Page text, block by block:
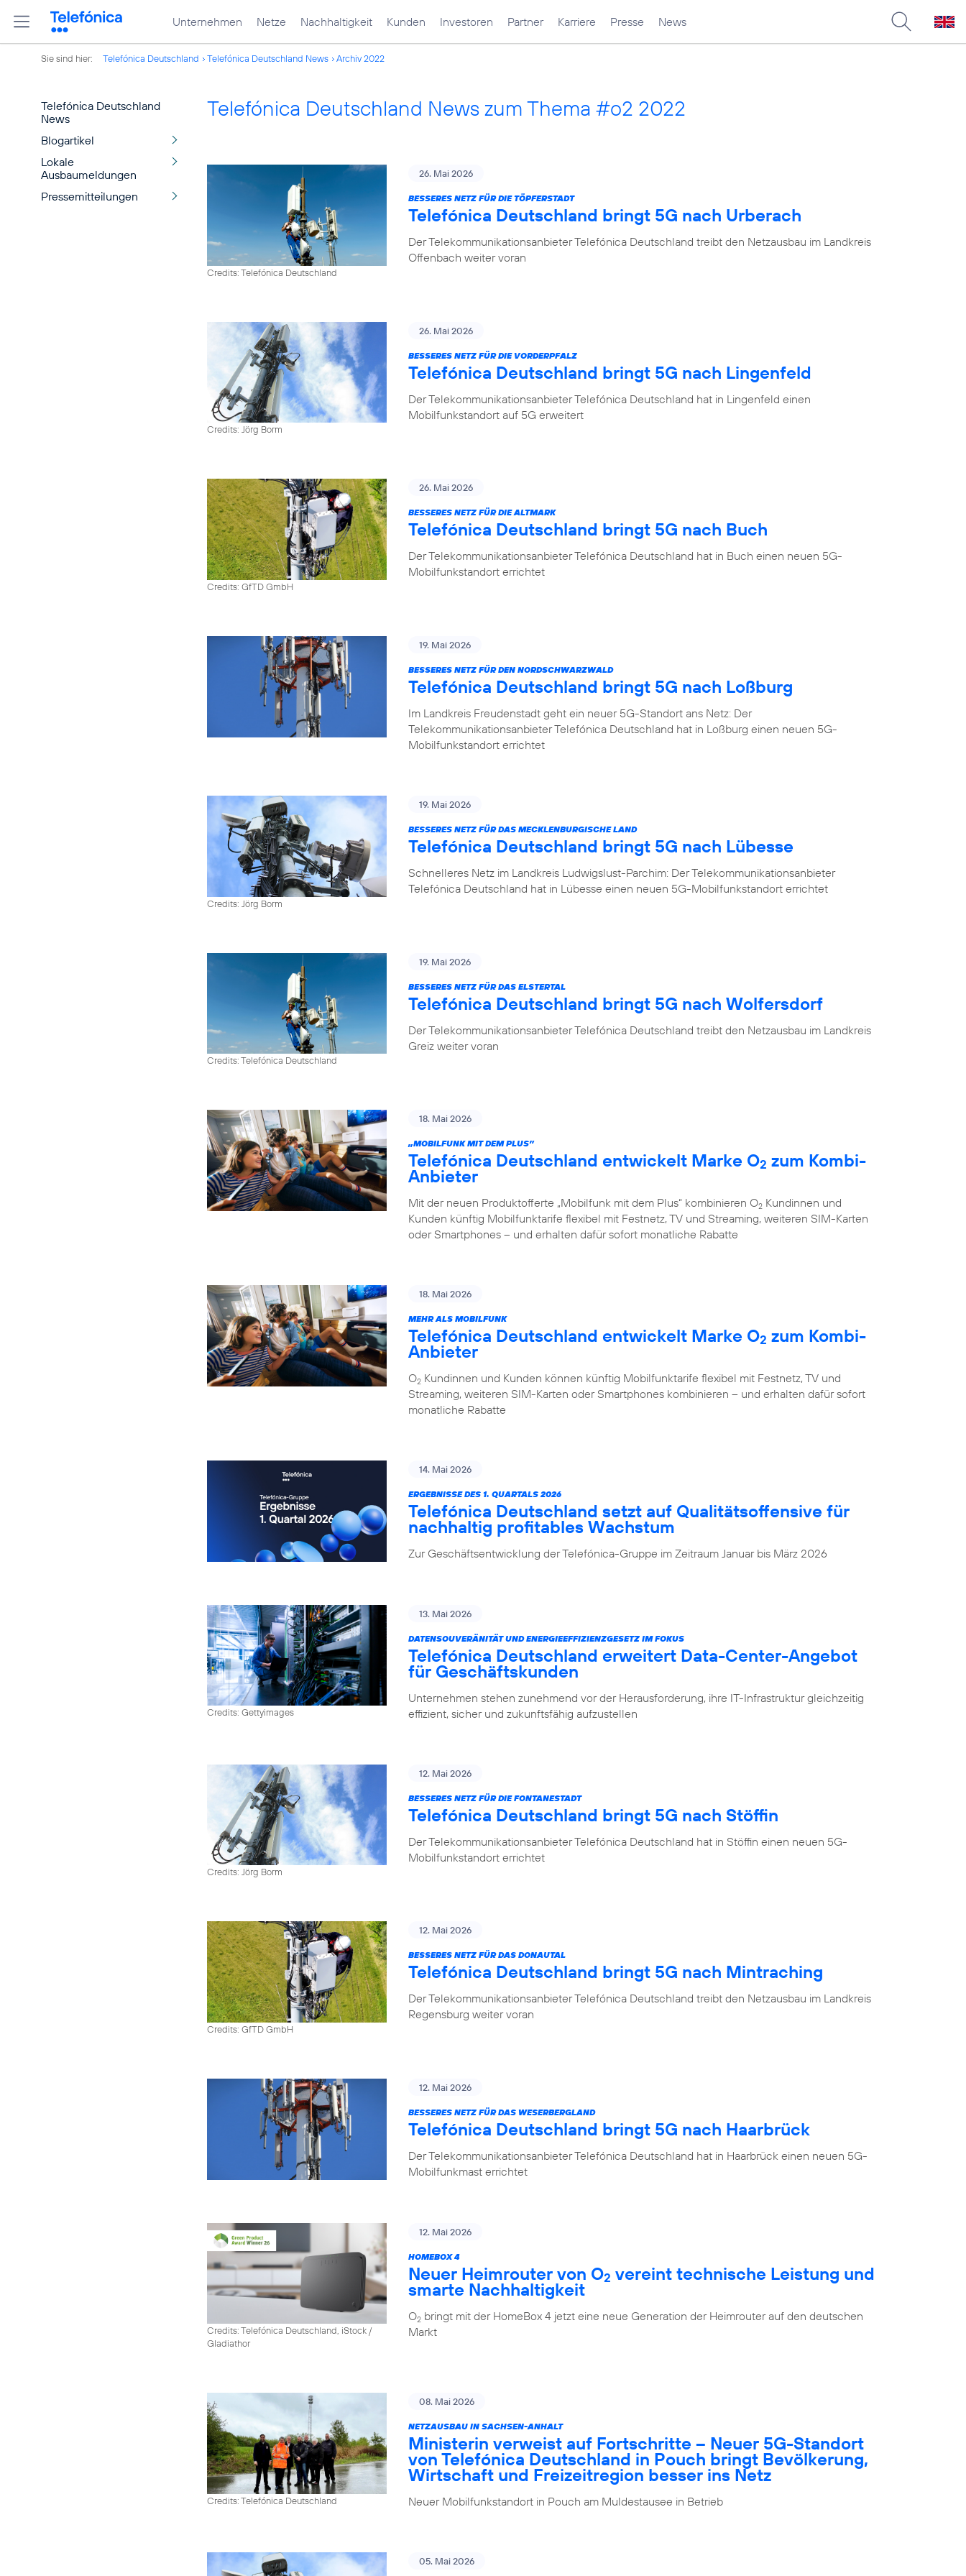
Unternehmen Netze Nachhaltigkeit Kunden Investoren Partner Karriere Presse News
Sie sind hier: Telefónica Deutschland Telefónica Deutschland News Archiv 2022
Telefónica Deutschland
News
Blogartikel
Lokale
Ausbaumeldungen
Pressemitteilungen
Telefónica Deutschland News zum Thema #o2 2022
Credits: Telefónica Deutschland
26. Mai 2026
BESSERES NETZ FÜR DIE TÖPFERSTADT
Telefónica Deutschland bringt 5G nach Urberach
Der Telekommunikationsanbieter Telefónica Deutschland treibt den Netzausbau im Landkreis
Offenbach weiter voran
Credits: Jörg Borm
26. Mai 2026
BESSERES NETZ FÜR DIE VORDERPFALZ
Telefónica Deutschland bringt 5G nach Lingenfeld
Der Telekommunikationsanbieter Telefónica Deutschland hat in Lingenfeld einen
Mobilfunkstandort auf 5G erweitert
Credits: GfTD GmbH
26. Mai 2026
BESSERES NETZ FÜR DIE ALTMARK
Telefónica Deutschland bringt 5G nach Buch
Der Telekommunikationsanbieter Telefónica Deutschland hat in Buch einen neuen 5G-
Mobilfunkstandort errichtet
19. Mai 2026
BESSERES NETZ FÜR DEN NORDSCHWARZWALD
Telefónica Deutschland bringt 5G nach Loßburg
Im Landkreis Freudenstadt geht ein neuer 5G-Standort ans Netz: Der
Telekommunikationsanbieter Telefónica Deutschland hat in Loßburg einen neuen 5G-
Mobilfunkstandort errichtet
Credits: Jörg Borm
19. Mai 2026
BESSERES NETZ FÜR DAS MECKLENBURGISCHE LAND
Telefónica Deutschland bringt 5G nach Lübesse
Schnelleres Netz im Landkreis Ludwigslust-Parchim: Der Telekommunikationsanbieter
Telefónica Deutschland hat in Lübesse einen neuen 5G-Mobilfunkstandort errichtet
Credits: Telefónica Deutschland
19. Mai 2026
BESSERES NETZ FÜR DAS ELSTERTAL
Telefónica Deutschland bringt 5G nach Wolfersdorf
Der Telekommunikationsanbieter Telefónica Deutschland treibt den Netzausbau im Landkreis
Greiz weiter voran
18. Mai 2026
„MOBILFUNK MIT DEM PLUS”
Telefónica Deutschland entwickelt Marke O2 zum Kombi-
Anbieter
Mit der neuen Produktofferte „Mobilfunk mit dem Plus“ kombinieren O2 Kundinnen und
Kunden künftig Mobilfunktarife flexibel mit Festnetz, TV und Streaming, weiteren SIM-Karten
oder Smartphones – und erhalten dafür sofort monatliche Rabatte
18. Mai 2026
MEHR ALS MOBILFUNK
Telefónica Deutschland entwickelt Marke O2 zum Kombi-
Anbieter
O2 Kundinnen und Kunden können künftig Mobilfunktarife flexibel mit Festnetz, TV und
Streaming, weiteren SIM-Karten oder Smartphones kombinieren – und erhalten dafür sofort
monatliche Rabatte
14. Mai 2026
ERGEBNISSE DES 1. QUARTALS 2026
Telefónica Deutschland setzt auf Qualitätsoffensive für
nachhaltig profitables Wachstum
Zur Geschäftsentwicklung der Telefónica-Gruppe im Zeitraum Januar bis März 2026
Credits: Gettyimages
13. Mai 2026
DATENSOUVERÄNITÄT UND ENERGIEEFFIZIENZGESETZ IM FOKUS
Telefónica Deutschland erweitert Data-Center-Angebot
für Geschäftskunden
Unternehmen stehen zunehmend vor der Herausforderung, ihre IT-Infrastruktur gleichzeitig
effizient, sicher und zukunftsfähig aufzustellen
Credits: Jörg Borm
12. Mai 2026
BESSERES NETZ FÜR DIE FONTANESTADT
Telefónica Deutschland bringt 5G nach Stöffin
Der Telekommunikationsanbieter Telefónica Deutschland hat in Stöffin einen neuen 5G-
Mobilfunkstandort errichtet
Credits: GfTD GmbH
12. Mai 2026
BESSERES NETZ FÜR DAS DONAUTAL
Telefónica Deutschland bringt 5G nach Mintraching
Der Telekommunikationsanbieter Telefónica Deutschland treibt den Netzausbau im Landkreis
Regensburg weiter voran
12. Mai 2026
BESSERES NETZ FÜR DAS WESERBERGLAND
Telefónica Deutschland bringt 5G nach Haarbrück
Der Telekommunikationsanbieter Telefónica Deutschland hat in Haarbrück einen neuen 5G-
Mobilfunkmast errichtet
Credits: Telefónica Deutschland, iStock /
Gladiathor
12. Mai 2026
HOMEBOX 4
Neuer Heimrouter von O2 vereint technische Leistung und
smarte Nachhaltigkeit
O2 bringt mit der HomeBox 4 jetzt eine neue Generation der Heimrouter auf den deutschen
Markt
Credits: Telefónica Deutschland
08. Mai 2026
NETZAUSBAU IN SACHSEN-ANHALT
Ministerin verweist auf Fortschritte – Neuer 5G-Standort
von Telefónica Deutschland in Pouch bringt Bevölkerung,
Wirtschaft und Freizeitregion besser ins Netz
Neuer Mobilfunkstandort in Pouch am Muldestausee in Betrieb
05. Mai 2026